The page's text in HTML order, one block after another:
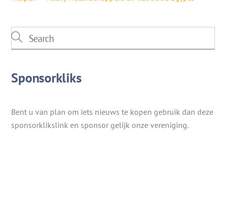
Sponsorkliks
Bent u van plan om iets nieuws te kopen gebruik dan deze
sponsorklikslink en sponsor gelijk onze vereniging.